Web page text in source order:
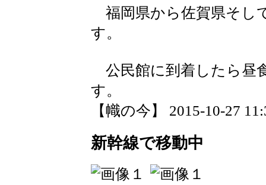
福岡県から佐賀県そし
す。
公民館に到着したら昼
す。
【幟の今】 2015-10-27
新幹線で移動中